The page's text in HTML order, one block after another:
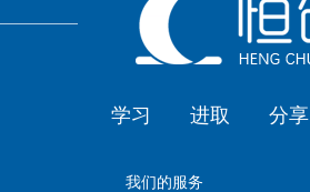
学习 进取 分享
我们的服务